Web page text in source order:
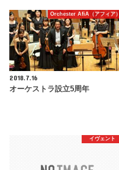
Orchester AfiA（アフィア）
2018.7.16
オーケストラ設立5周年
イヴェント